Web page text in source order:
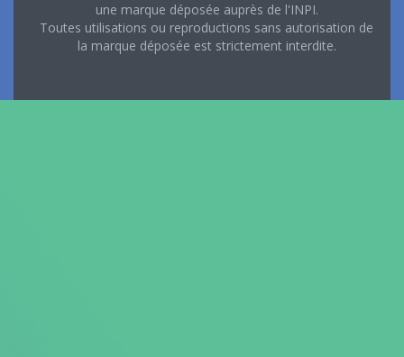
une marque déposée auprès de l'INPI.
Toutes utilisations ou reproductions sans autorisation de
la marque déposée est strictement interdite.